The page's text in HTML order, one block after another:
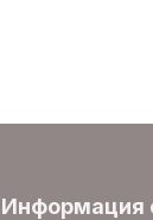
Информация